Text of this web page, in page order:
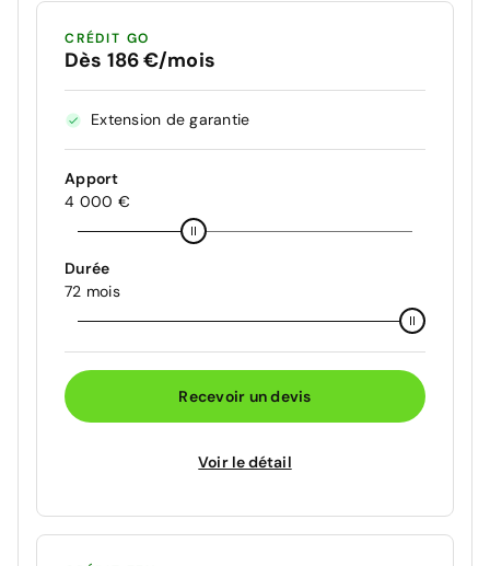
CRÉDIT GO
Dès 186 €/mois
Extension de garantie
Apport
4 000 €
Durée
72 mois
Recevoir un devis
Voir le détail